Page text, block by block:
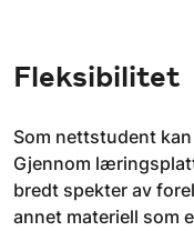
Fleksibilitet
Som nettstudent
Gjennom
bredt spekter av
annet materiell som